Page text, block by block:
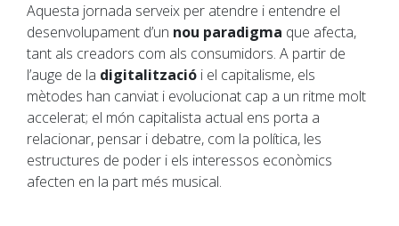
Aquesta jornada serveix per atendre i entendre el
desenvolupament d’un nou paradigma que afecta,
tant als creadors com als consumidors. A partir de
l’auge de la digitalització i el capitalisme, els
mètodes han canviat i evolucionat cap a un ritme molt
accelerat; el món capitalista actual ens porta a
relacionar, pensar i debatre, com la política, les
estructures de poder i els interessos econòmics
afecten en la part més musical.